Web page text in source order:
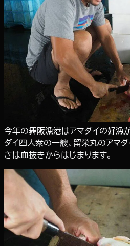
今年の舞阪漁港はアマダイの好漁
ダイ四人衆の一艘、留栄丸のアマ
さは血抜きからはじまります。